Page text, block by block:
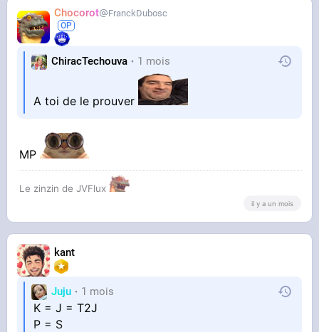
Chocorot FranckDubosc
ChiracTechouva 1 mois
A toi de le prouver
MP
Le zinzin de JVFlux
il y a un mois
kant
Juju 1 mois
K = J = T2J
P = S